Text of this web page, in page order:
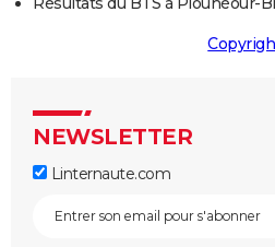
NEWSLETTER
Linternaute.com